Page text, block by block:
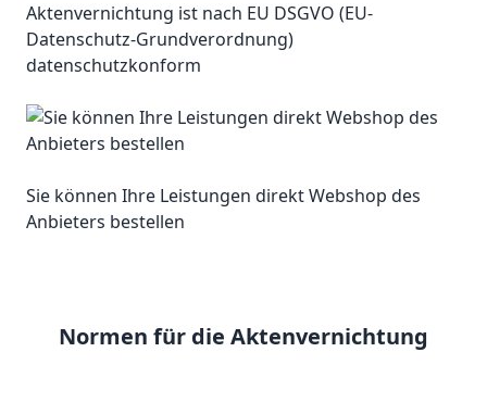
Aktenvernichtung ist nach EU DSGVO (EU-
Datenschutz-Grundverordnung)
datenschutzkonform
Sie können Ihre Leistungen direkt Webshop des
Anbieters bestellen
Normen für die Aktenvernichtung